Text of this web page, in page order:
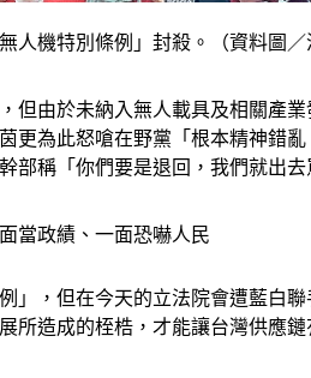
人機特別條例」封殺。（資料圖／
但由於未納入無人載具及相關產
更為此怒嗆在野黨「根本精神錯
部稱「你們要是退回，我們就出去
當政績、一面恐嚇人民
」，但在今天的立法院會遭藍白
所造成的桎梏，才能讓台灣供應